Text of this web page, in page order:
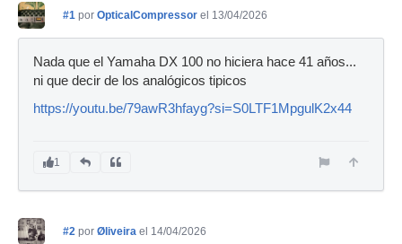
#1 por OpticalCompressor el 13/04/2026
Nada que el Yamaha DX 100 no hiciera hace 41 años...
ni que decir de los analógicos tipicos
https://youtu.be/79awR3hfayg?si=S0LTF1MpgulK2x44
1
#2 por Øliveira el 14/04/2026